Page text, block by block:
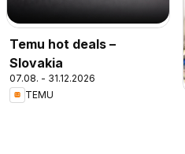
Temu hot deals –
Slovakia
07.08. - 31.12.2026
TEMU